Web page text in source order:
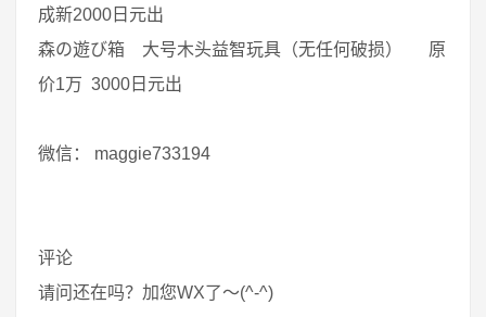
成新2000日元出
森の遊び箱 大号木头益智玩具（无任何破损） 原
价1万 3000日元出
微信： maggie733194
评论
请问还在吗？加您WX了～(^-^)